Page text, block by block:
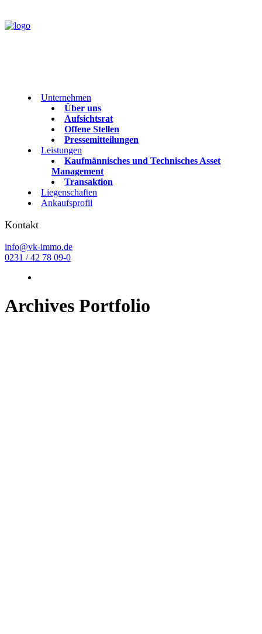
Unternehmen
Über uns
Aufsichtsrat
Offene Stellen
Pressemitteilungen
Leistungen
Kaufmännisches und Technisches Asset
Management
Transaktion
Liegenschaften
Ankaufsprofil
Kontakt
info@vk-immo.de
0231 / 42 78 09-0
Archives Portfolio